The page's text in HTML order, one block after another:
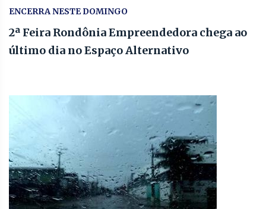
ENCERRA NESTE DOMINGO
2ª Feira Rondônia Empreendedora chega ao
último dia no Espaço Alternativo